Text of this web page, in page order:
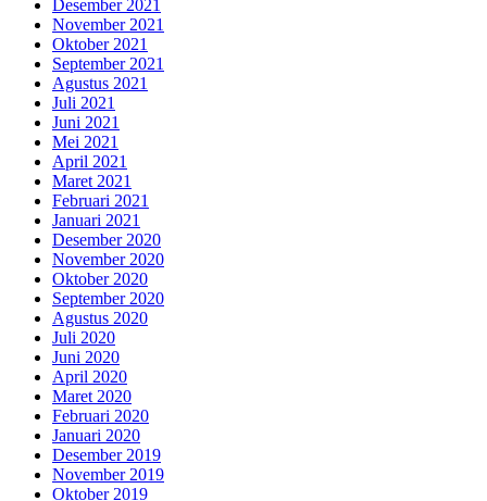
Desember 2021
November 2021
Oktober 2021
September 2021
Agustus 2021
Juli 2021
Juni 2021
Mei 2021
April 2021
Maret 2021
Februari 2021
Januari 2021
Desember 2020
November 2020
Oktober 2020
September 2020
Agustus 2020
Juli 2020
Juni 2020
April 2020
Maret 2020
Februari 2020
Januari 2020
Desember 2019
November 2019
Oktober 2019